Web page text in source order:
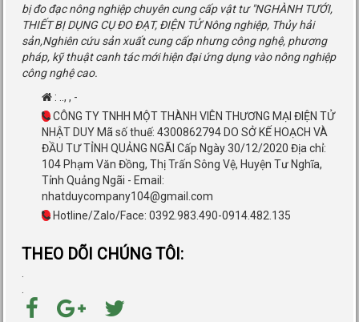
bị đo đạc nông nghiệp chuyên cung cấp vật tư "NGHÀNH TƯỚI,
THIẾT BỊ DỤNG CỤ ĐO ĐẠT, ĐIỆN TỬ Nông nghiệp, Thủy hải
sản,Nghiên cứu sản xuất cung cấp nhưng công nghệ, phương
pháp, kỹ thuật canh tác mới hiện đại ứng dụng vào nông nghiệp
công nghệ cao.
:
, , -
CÔNG TY TNHH MỘT THÀNH VIÊN THƯƠNG MẠI ĐIỆN TỬ
NHẬT DUY Mã số thuế: 4300862794 DO SỞ KẾ HOẠCH VÀ
ĐẦU TƯ TỈNH QUẢNG NGÃI Cấp Ngày 30/12/2020 Địa chỉ:
104 Phạm Văn Đồng, Thị Trấn Sông Vệ, Huyện Tư Nghĩa,
Tỉnh Quảng Ngãi - Email:
nhatduycompany104@gmail.com
Hotline/Zalo/Face: 0392.983.490-0914.482.135
THEO DÕI CHÚNG TÔI: